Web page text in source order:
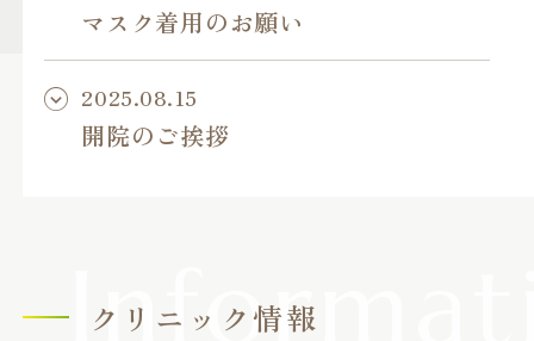
マスク着用のお願い
2025.08.15
開院のご挨拶
クリニック情報